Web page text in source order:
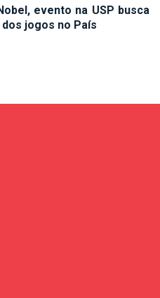
evento na USP busca
jogos no País